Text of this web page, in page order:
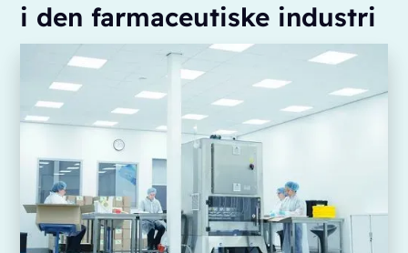
i den farmaceutiske industri